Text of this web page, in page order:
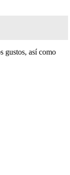
gustos, así como